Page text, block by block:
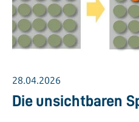
28.04.2026
Die unsichtbaren